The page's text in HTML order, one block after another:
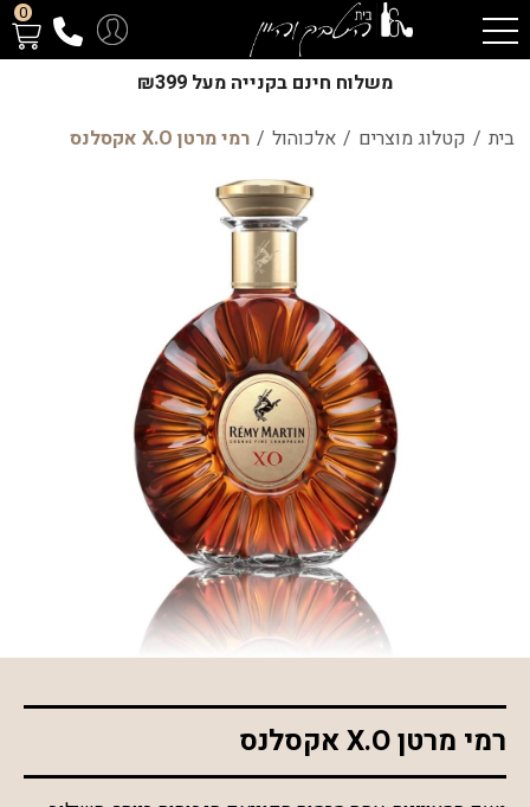
0
משלוח חינם בקנייה מעל ₪399
בית / קטלוג מוצרים / אלכוהול / רמי מרטן X.O אקסלנס
רמי מרטן X.O אקסלנס